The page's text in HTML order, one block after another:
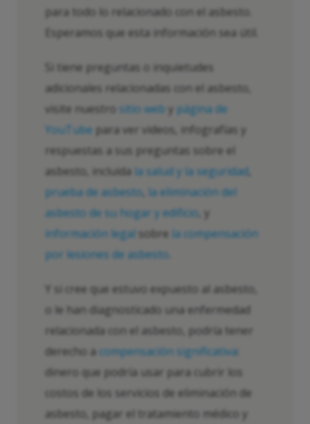
para todo lo relacionado con el asbesto.
Esperamos que esta información sea útil.
Si tiene preguntas o inquietudes
adicionales relacionadas con el asbesto,
visite nuestro sitio web y página de
YouTube para ver videos, infografías y
respuestas a sus preguntas sobre el
asbesto, incluida la salud y la seguridad
prueba de asbesto la eliminación del
asbesto de su hogar y edificio , y
información legal sobre la compensación
por lesiones de asbesto
Y si cree que estuvo expuesto al asbesto,
o le han diagnosticado una enfermedad
relacionada con el asbesto, podría tener
derecho a compensación significativa:
dinero que podría usar para cubrir los
costos de los servicios de eliminación de
asbesto, pagar el tratamiento médico y